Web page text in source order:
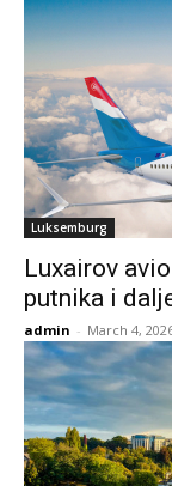
Luksemburg
Luxairov
putnika i
admin - March 4,